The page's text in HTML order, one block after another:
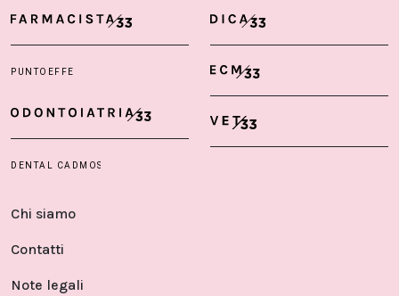
Chi siamo
Contatti
Note legali